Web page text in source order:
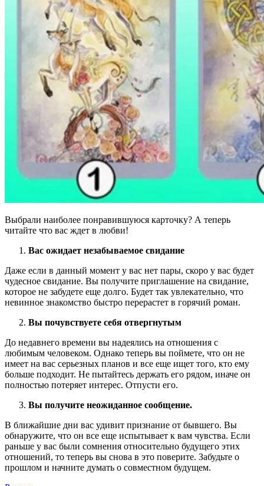
Выбрали наиболее понравившуюся карточку? А теперь
читайте что вас ждет в любви!
Вас ожидает незабываемое свидание
Даже если в данный момент у вас нет пары, скоро у вас будет
чудесное свидание. Вы получите приглашение на свидание,
которое не забудете еще долго. Будет так увлекательно, что
невинное знакомство быстро перерастет в горячий роман.
Вы почувствуете себя отвергнутым
До недавнего времени вы надеялись на отношения с
любимым человеком. Однако теперь вы поймете, что он не
имеет на вас серьезных планов и все еще ищет того, кто ему
больше подходит. Не пытайтесь держать его рядом, иначе он
полностью потеряет интерес. Отпусти его.
Вы получите неожиданное сообщение.
В ближайшие дни вас удивит признание от бывшего. Вы
обнаружите, что он все еще испытывает к вам чувства. Если
раньше у вас были сомнения относительно будущего этих
отношений, то теперь вы снова в это поверите. Забудьте о
прошлом и начните думать о совместном будущем.